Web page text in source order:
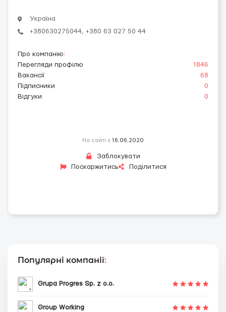
Україна
+380630275044, +380 63 027 50 44
Про компанію:
Перегляди профілю
1846
Вакансії
68
Підписники
0
Відгуки
0
На сайті з 16.06.2020
Заблокувати
Поскаржитись
Поділитися
Популярні компанії:
Grupa Progres Sp. z o.o.
Group Working